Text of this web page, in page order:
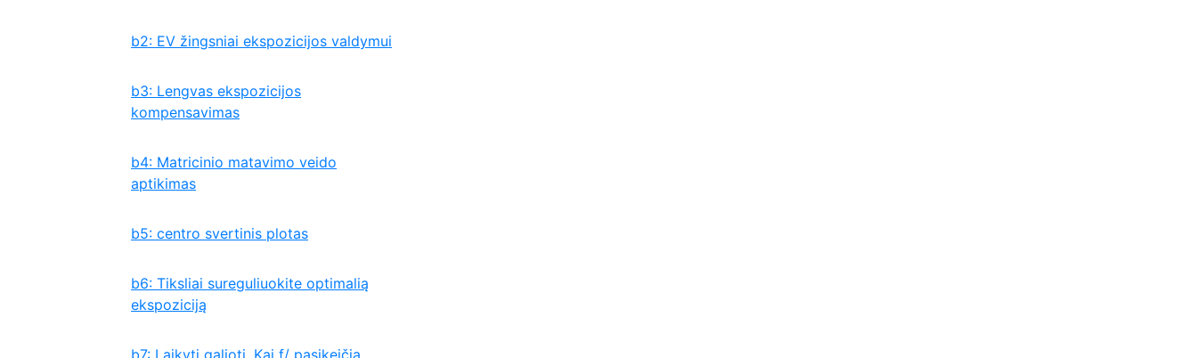
b2: EV žingsniai ekspozicijos valdymui
b3: Lengvas ekspozicijos
kompensavimas
b4: Matricinio matavimo veido
aptikimas
b5: centro svertinis plotas
b6: Tiksliai sureguliuokite optimalią
ekspoziciją
b7: Laikyti galioti. Kai f/ pasikeičia